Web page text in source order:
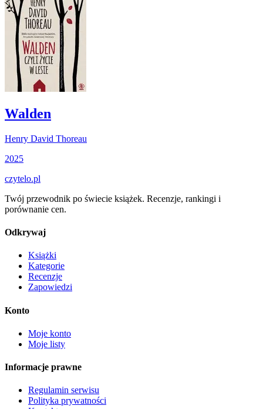
Walden
Henry David Thoreau
2025
czytelo.pl
Twój przewodnik po świecie książek. Recenzje, rankingi i
porównanie cen.
Odkrywaj
Książki
Kategorie
Recenzje
Zapowiedzi
Konto
Moje konto
Moje listy
Informacje prawne
Regulamin serwisu
Polityka prywatności